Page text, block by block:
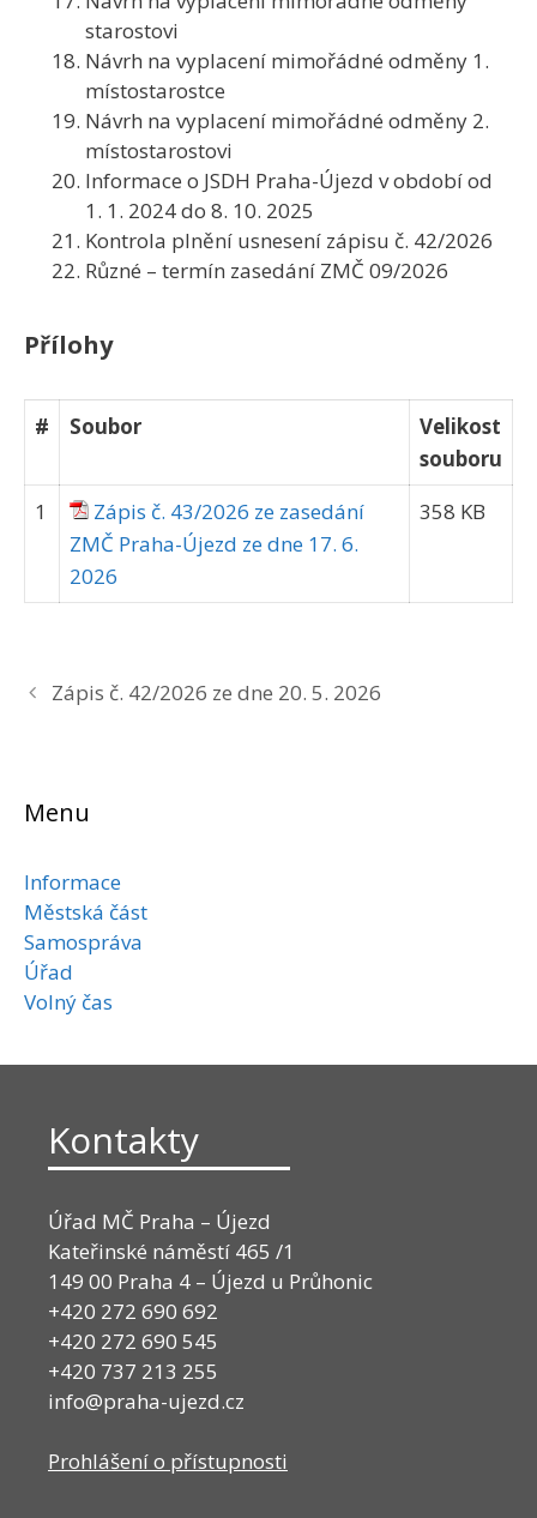
starostovi
Návrh na vyplacení mimořádné odměny 1.
místostarostce
Návrh na vyplacení mimořádné odměny 2.
místostarostovi
Informace o JSDH Praha-Újezd v období od
1. 1. 2024 do 8. 10. 2025
Kontrola plnění usnesení zápisu č. 42/2026
Různé – termín zasedání ZMČ 09/2026
Přílohy
# Soubor
Velikost
souboru
1
Zápis č. 43/2026 ze zasedání
ZMČ Praha-Újezd ze dne 17. 6.
2026
358 KB
Zápis č. 42/2026 ze dne 20. 5. 2026
Menu
Informace
Městská část
Samospráva
Úřad
Volný čas
Kontakty
Úřad MČ Praha – Újezd
Kateřinské náměstí 465 /1
149 00 Praha 4 – Újezd u Průhonic
+420 272 690 692
+420 272 690 545
+420 737 213 255
info@praha-ujezd.cz
Prohlášení o přístupnosti